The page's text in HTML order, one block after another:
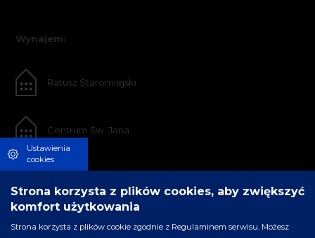
Wynajem:
Ratusz Staromiejski
Centrum Św. Jana
Ustawienia
cookies
Strona korzysta z plików cookies, aby zwiększyć
komfort użytkowania
Strona korzysta z plików cookie zgodnie z Regulaminem serwisu. Możesz